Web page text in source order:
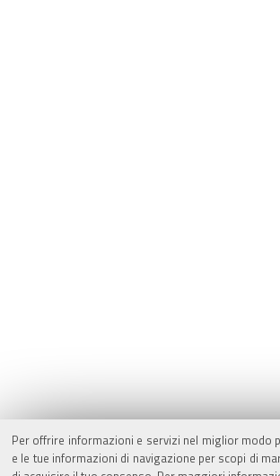
Per offrire informazioni e servizi nel miglior
e le tue informazioni di navigazione per scopi di